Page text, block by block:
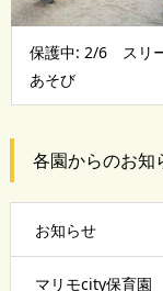
保護中: 2/6 スリ
あそび
各園からのお知
お知らせ
マリモcity保育園